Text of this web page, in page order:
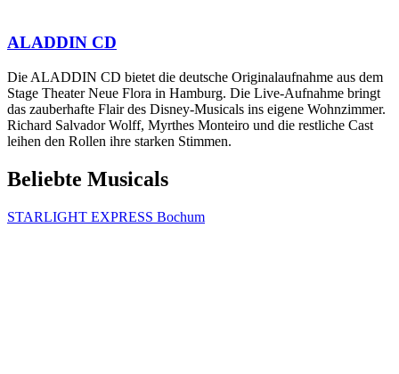
ALADDIN CD
Die ALADDIN CD bietet die deutsche Originalaufnahme aus dem
Stage Theater Neue Flora in Hamburg. Die Live-Aufnahme bringt
das zauberhafte Flair des Disney-Musicals ins eigene Wohnzimmer.
Richard Salvador Wolff, Myrthes Monteiro und die restliche Cast
leihen den Rollen ihre starken Stimmen.
Beliebte Musicals
STARLIGHT EXPRESS Bochum